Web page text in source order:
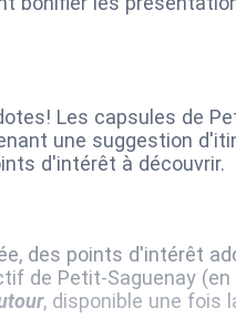
Les capsules de
une suggestion
d'intérêt à découvrir.
des points d'intérêt
de Petit-Saguenay (en
, disponible une fois